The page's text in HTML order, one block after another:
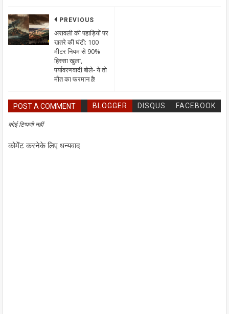
PREVIOUS
अरावली की पहाड़ियों पर
खतरे की घंटी: 100
मीटर नियम से 90%
हिस्सा खुला,
पर्यावरणवादी बोले- ये तो
मौत का फरमान है!
POST A COMMENT BLOGGER DISQUS FACEBOOK
कोई टिप्पणी नहीं
कोमेंट करनेके लिए धन्यवाद